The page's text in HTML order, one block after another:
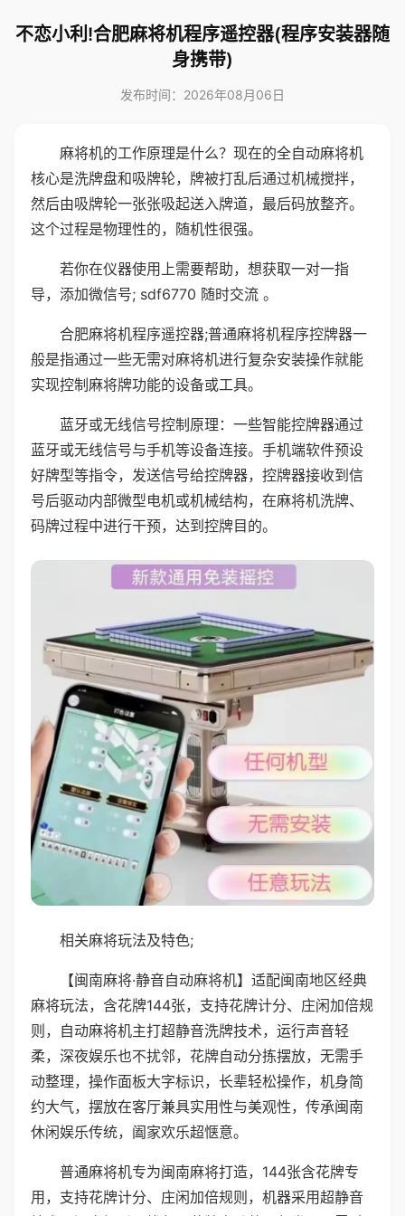
不恋小利!合肥麻将机程序遥控器(程序安装器随
身携带)
发布时间：2026年08月06日
麻将机的工作原理是什么？现在的全自动麻将机
核心是洗牌盘和吸牌轮，牌被打乱后通过机械搅拌，
然后由吸牌轮一张张吸起送入牌道，最后码放整齐。
这个过程是物理性的，随机性很强。
若你在仪器使用上需要帮助，想获取一对一指
导，添加微信号; sdf6770 随时交流 。
合肥麻将机程序遥控器;普通麻将机程序控牌器一
般是指通过一些无需对麻将机进行复杂安装操作就能
实现控制麻将牌功能的设备或工具。
蓝牙或无线信号控制原理：一些智能控牌器通过
蓝牙或无线信号与手机等设备连接。手机端软件预设
好牌型等指令，发送信号给控牌器，控牌器接收到信
号后驱动内部微型电机或机械结构，在麻将机洗牌、
码牌过程中进行干预，达到控牌目的。
相关麻将玩法及特色;
【闽南麻将·静音自动麻将机】适配闽南地区经典
麻将玩法，含花牌144张，支持花牌计分、庄闲加倍规
则，自动麻将机主打超静音洗牌技术，运行声音轻
柔，深夜娱乐也不扰邻，花牌自动分拣摆放，无需手
动整理，操作面板大字标识，长辈轻松操作，机身简
约大气，摆放在客厅兼具实用性与美观性，传承闽南
休闲娱乐传统，阖家欢乐超惬意。
普通麻将机专为闽南麻将打造，144张含花牌专
用，支持花牌计分、庄闲加倍规则，机器采用超静音